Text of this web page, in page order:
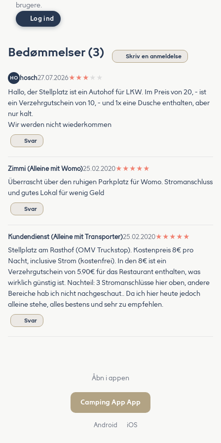
brugere.
Log ind
Bedømmelser (3) Skriv en anmeldelse
HO hosch27.07.2026★ ★ ★ ★ ★
Hallo, der Stellplatz ist ein Autohof für LKW. Im Preis von 20, - ist
ein Verzehrgutschein von 10, - und 1x eine Dusche enthalten, aber
nur kalt.
Wir werden nicht wiederkommen
Svar
Zimmi (Alleine mit Womo)25.02.2020★ ★ ★ ★ ★
Überrascht über den ruhigen Parkplatz für Womo. Stromanschluss
und gutes Lokal für wenig Geld
Svar
Kundendienst (Alleine mit Transporter)25.02.2020★ ★ ★ ★ ★
Stellplatz am Rasthof (OMV Truckstop). Kostenpreis 8€ pro
Nacht, inclusive Strom (kostenfrei). In den 8€ ist ein
Verzehrgutschein von 5.90€ für das Restaurant enthalten, was
wirklich günstig ist. Nachteil: 3 Stromanschlüsse hier oben, andere
Bereiche hab ich nicht nachgeschaut.. Da ich hier heute jedoch
alleine stehe, alles bestens und sehr zu empfehlen.
Svar
Åbn i appen
Camping App App
Android iOS